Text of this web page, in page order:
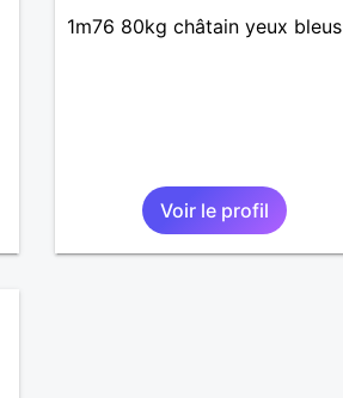
1m76 80kg châtain yeux bleus
Voir le profil